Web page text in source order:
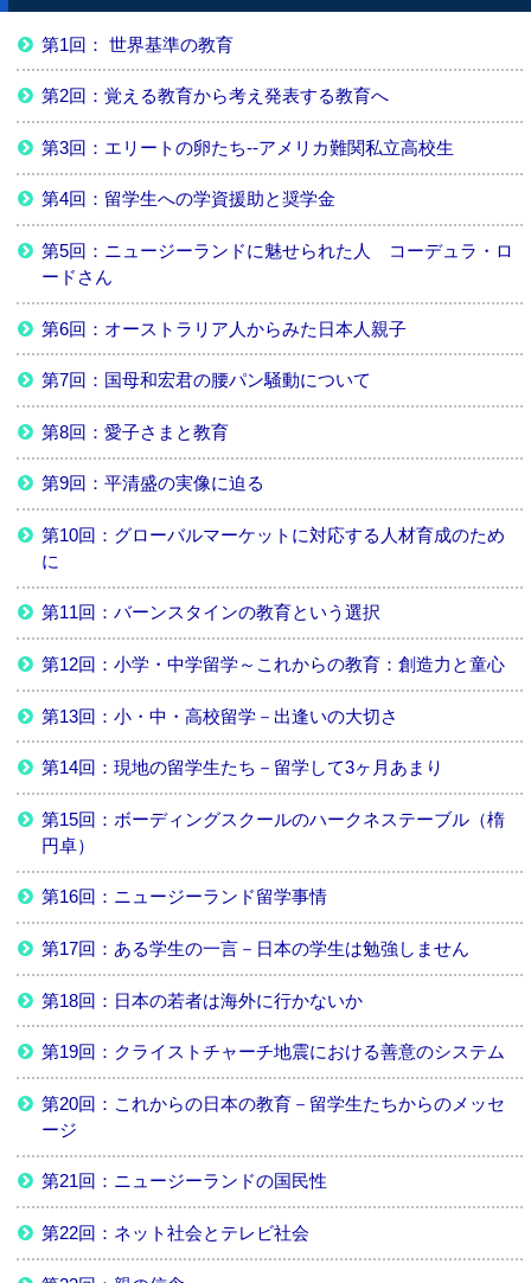
第1回： 世界基準の教育
第2回：覚える教育から考え発表する教育へ
第3回：エリートの卵たち--アメリカ難関私立高校生
第4回：留学生への学資援助と奨学金
第5回：ニュージーランドに魅せられた人 コーデュラ・ロ
ードさん
第6回：オーストラリア人からみた日本人親子
第7回：国母和宏君の腰パン騒動について
第8回：愛子さまと教育
第9回：平清盛の実像に迫る
第10回：グローバルマーケットに対応する人材育成のため
に
第11回：バーンスタインの教育という選択
第12回：小学・中学留学～これからの教育：創造力と童心
第13回：小・中・高校留学－出逢いの大切さ
第14回：現地の留学生たち－留学して3ヶ月あまり
第15回：ボーディングスクールのハークネステーブル（楕
円卓）
第16回：ニュージーランド留学事情
第17回：ある学生の一言－日本の学生は勉強しません
第18回：日本の若者は海外に行かないか
第19回：クライストチャーチ地震における善意のシステム
第20回：これからの日本の教育－留学生たちからのメッセ
ージ
第21回：ニュージーランドの国民性
第22回：ネット社会とテレビ社会